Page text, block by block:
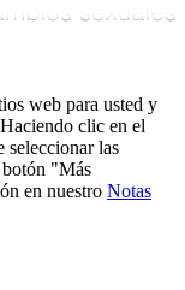
web para usted y
clic en el
seleccionar las
botón "Más
en nuestro Notas